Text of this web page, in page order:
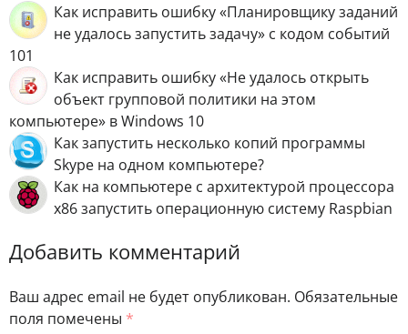
Как исправить ошибку «Планировщику заданий
не удалось запустить задачу» с кодом событий
101
Как исправить ошибку «Не удалось открыть
объект групповой политики на этом
компьютере» в Windows 10
Как запустить несколько копий программы
Skype на одном компьютере?
Как на компьютере с архитектурой процессора
х86 запустить операционную систему Raspbian
Добавить комментарий
Ваш адрес email не будет опубликован. Обязательные
поля помечены *